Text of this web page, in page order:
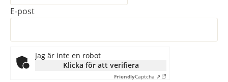
E-post
Jag är inte en robot
Klicka för att verifiera
FriendlyCaptcha ⇗